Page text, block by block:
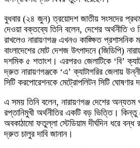
বুধবার (২৪ জুন) ত্রয়োদশ জাতীয় সংসদের
দেওয়া বক্তব্যে তিনি বলেন, দেশের অর্থনীতি ও
রাখলেও নারায়ণগঞ্জ এখনও কাঙ্ক্ষিত প্রশাসনিক
বাংলাদেশের মোট দেশজ উৎপাদনে (জিডিপি)
দশমিক ৫ শতাংশ। এরপরও জেলাটিকে ‘বি’
দ্রুত নারায়ণগঞ্জকে ‘এ’ ক্যাটাগরির জেলায়
সিটি করপোরেশনকে মেট্রোপলিটন সিটি ঘোষণার
এ সময় তিনি বলেন, নারায়ণগঞ্জ দেশের অন্যতম
রপ্তানিমুখী অর্থনীতির একটি বড় ভিত্তি।
অবকাঠামো ফতুল্লা স্টেডিয়াম দীর্ঘদিন ধরে বন্ধ
দ্রুত চালুর দাবি জানান।